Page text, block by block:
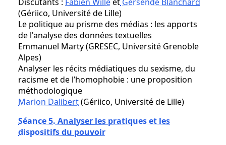
(Gériico, Université de Lille)
Le politique au prisme des médias : les apports
de l'analyse des données textuelles
Emmanuel Marty (GRESEC, Université Grenoble
Alpes)
Analyser les récits médiatiques du sexisme, du
racisme et de l’homophobie : une proposition
méthodologique
Marion Dalibert(Gériico, Université de Lille)
Séance 5. Analyser les pratiques et les
dispositifs du pouvoir